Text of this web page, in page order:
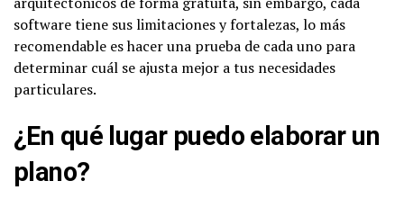
software tiene sus limitaciones y fortalezas, lo más
recomendable es hacer una prueba de cada uno para
determinar cuál se ajusta mejor a tus necesidades
particulares.
¿En qué lugar puedo elaborar un
plano?